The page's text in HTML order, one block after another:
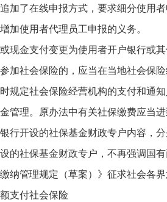
加了在线申报方式，要求细分使用
加使用者代理员工申报的义务。
现金支付变更为使用者开户银行或
加社会保险的，应当在当地社会保
规定社会保险经营机构的支付和通
管理。原办法中有关社保缴费应当
行开设的社保基金财政专户内容，
的社保基金财政专户，不再强调国
缴纳管理规定（草案）》征求社会各
支付社会保险